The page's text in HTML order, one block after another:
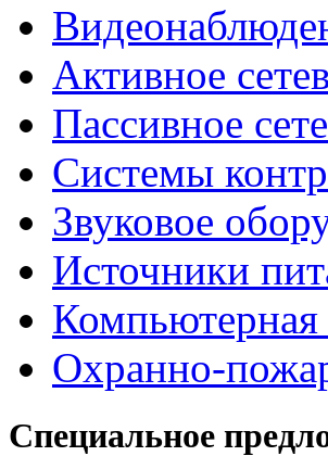
Активное
Пассивное
Системы
Звуковое
Источники
Компьютерная
Охранно-
Специальное